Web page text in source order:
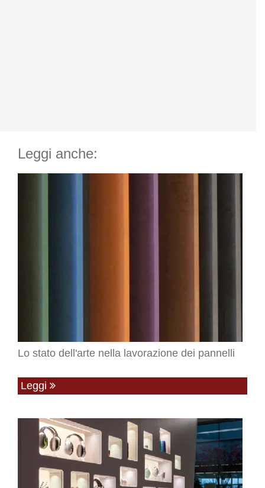
Leggi anche:
Lo stato dell'arte nella lavorazione dei pannelli
Leggi